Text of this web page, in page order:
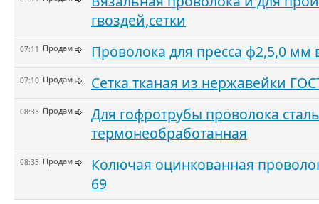
гвоздей,сетки
07:11 Продам Проволока для пресса ф2,5,0 мм
07:10 Продам Сетка тканая из нержавейки
08:33 Продам
Для гофротрубы проволока
термонеобработанная
08:33 Продам
Колючая оцинкованная
69